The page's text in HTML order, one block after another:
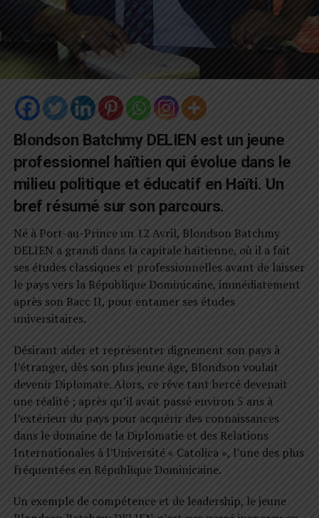
Blondson Batchmy DELIEN est un jeune
professionnel haïtien qui évolue dans le
milieu politique et éducatif en Haïti. Un
bref résumé sur son parcours.
Né à Port-au-Prince un 12 Avril, Blondson Batchmy
DELIEN a grandi dans la capitale haïtienne, où il a fait
ses études classiques et professionnelles avant de laisser
le pays vers la République Dominicaine, immédiatement
après son Bacc II, pour entamer ses études
universitaires.
Désirant aider et représenter dignement son pays à
l’étranger, dès son plus jeune âge, Blondson voulait
devenir Diplomate. Alors, ce rêve tant bercé devenait
une réalité ; après qu’il avait passé environ 5 ans à
l’extérieur du pays pour acquérir des connaissances
dans le domaine de la Diplomatie et des Relations
Internationales à l’Université « Catolica », l’une des plus
fréquentées en République Dominicaine.
Un exemple de compétence et de leadership, le jeune